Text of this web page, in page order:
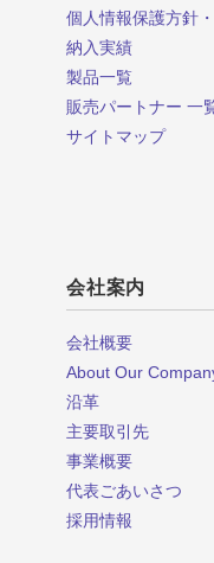
個人情報保護方針
納入実績
製品一覧
販売パートナー 一
サイトマップ
会社案内
会社概要
About Our
沿革
主要取引先
事業概要
代表ごあいさつ
採用情報